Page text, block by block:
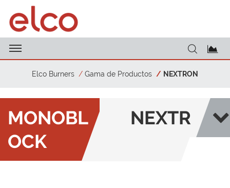
Elco Burners Gama de Productos NEXTRON
MONOBL
OCK
NEXTR